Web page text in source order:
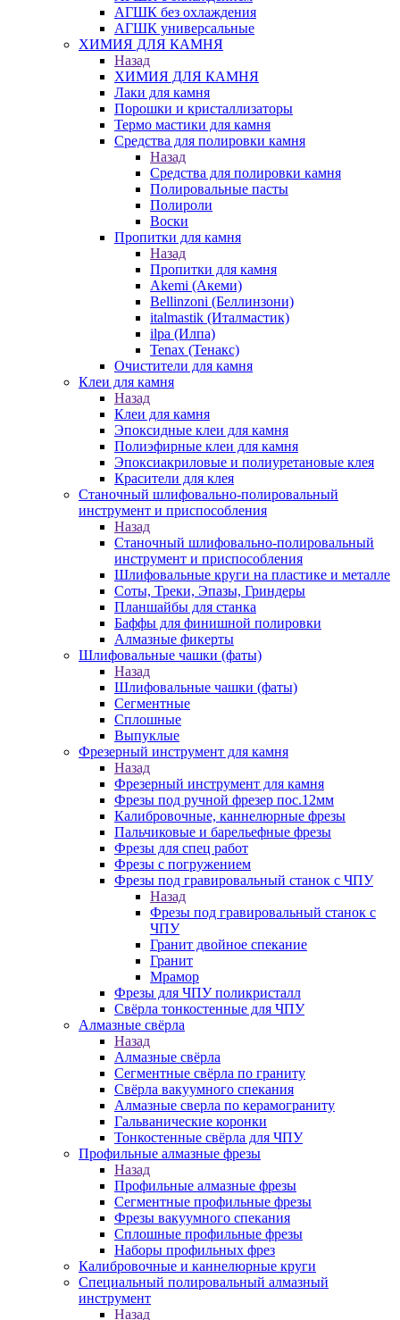
АГШК без охлаждения
АГШК универсальные
ХИМИЯ ДЛЯ КАМНЯ
Назад
ХИМИЯ ДЛЯ КАМНЯ
Лаки для камня
Порошки и кристаллизаторы
Термо мастики для камня
Средства для полировки камня
Назад
Средства для полировки камня
Полировальные пасты
Полироли
Воски
Пропитки для камня
Назад
Пропитки для камня
Akemi (Акеми)
Bellinzoni (Беллинзони)
italmastik (Италмастик)
ilpa (Илпа)
Tenax (Тенакс)
Очистители для камня
Клеи для камня
Назад
Клеи для камня
Эпоксидные клеи для камня
Полиэфирные клеи для камня
Эпоксиакриловые и полиуретановые клея
Красители для клея
Станочный шлифовально-полировальный
инструмент и приспособления
Назад
Станочный шлифовально-полировальный
инструмент и приспособления
Шлифовальные круги на пластике и металле
Соты, Треки, Эпазы, Гриндеры
Планшайбы для станка
Баффы для финишной полировки
Алмазные фикерты
Шлифовальные чашки (фаты)
Назад
Шлифовальные чашки (фаты)
Сегментные
Сплошные
Выпуклые
Фрезерный инструмент для камня
Назад
Фрезерный инструмент для камня
Фрезы под ручной фрезер пос.12мм
Калибровочные, каннелюрные фрезы
Пальчиковые и барельефные фрезы
Фрезы для спец работ
Фрезы с погружением
Фрезы под гравировальный станок с ЧПУ
Назад
Фрезы под гравировальный станок с
ЧПУ
Гранит двойное спекание
Гранит
Мрамор
Фрезы для ЧПУ поликристалл
Свёрла тонкостенные для ЧПУ
Алмазные свёрла
Назад
Алмазные свёрла
Сегментные свёрла по граниту
Свёрла вакуумного спекания
Алмазные сверла по керамограниту
Гальванические коронки
Тонкостенные свёрла для ЧПУ
Профильные алмазные фрезы
Назад
Профильные алмазные фрезы
Сегментные профильные фрезы
Фрезы вакуумного спекания
Сплошные профильные фрезы
Наборы профильных фрез
Калибровочные и каннелюрные круги
Специальный полировальный алмазный
инструмент
Назад